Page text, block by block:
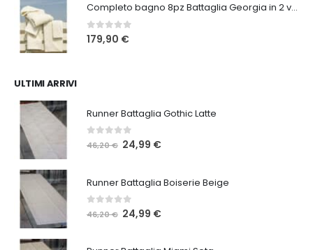
era:
220,00 €.
è:
Completo bagno 8pz Battaglia Georgia in 2 varianti
0Su 5
179,90 €
ULTIMI ARRIVI
Runner Battaglia Gothic Latte
0 Su 5
46,20€ Il
era:
46,20 €.
24,99 €Il
è:
Runner Battaglia Boiserie Beige
0 Su 5
46,20€ Il24,99 €Il